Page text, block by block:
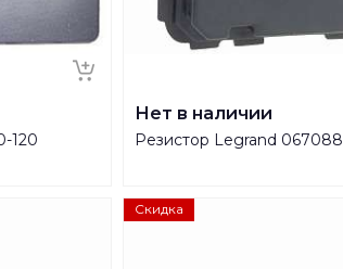
120
Нет в наличии
Резистор Legrand 067088
Скидка